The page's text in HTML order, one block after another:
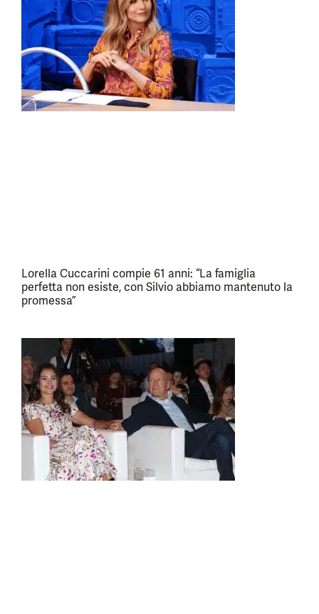
Lorella Cuccarini compie 61 anni: “La famiglia
perfetta non esiste, con Silvio abbiamo mantenuto la
promessa”